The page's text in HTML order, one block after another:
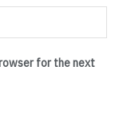
for the next